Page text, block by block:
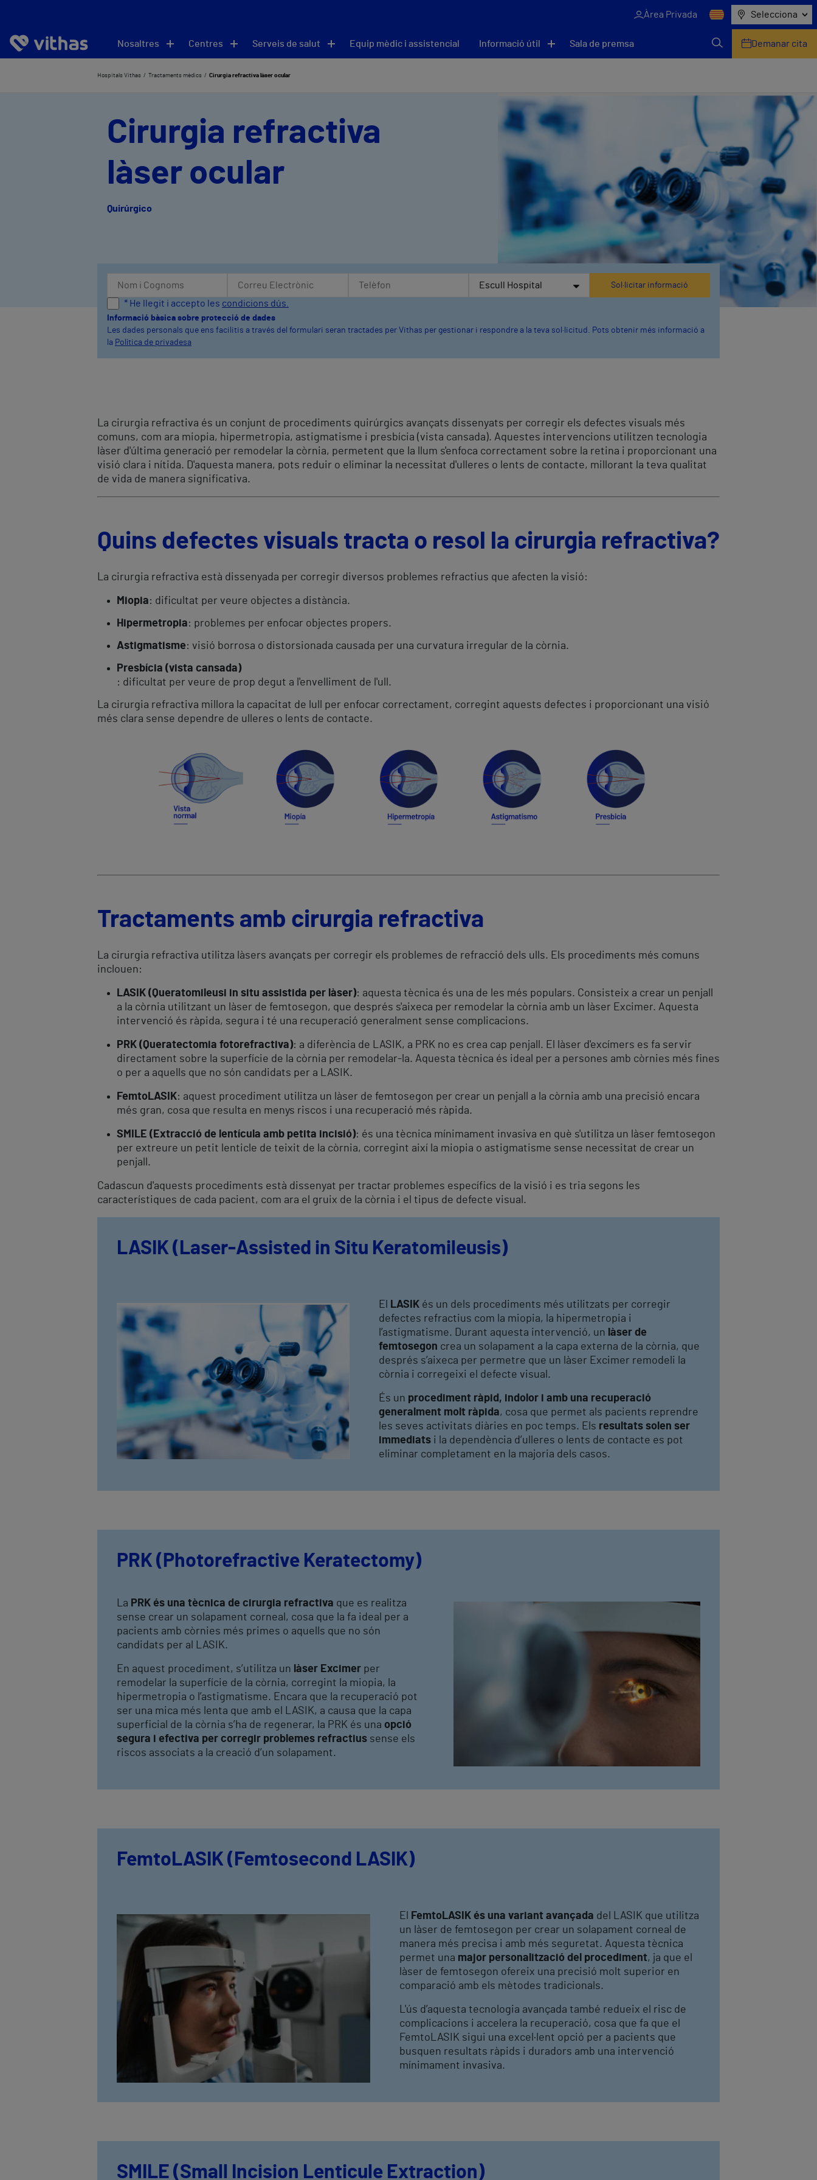
Àrea Privada Selecciona
Nosaltres Centres Serveis de salut Equip mèdic i assistencial Informació útil Sala de premsa Demanar cita
Hospitals Vithas Tractaments mèdics Cirurgia refractiva làser ocular
Cirurgia refractiva
làser ocular
Quirúrgico
* He llegit i accepto les condicions dús.
Informació bàsica sobre protecció de dades
Les dades personals que ens facilitis a través del formulari seran tractades per Vithas per gestionar i respondre a la teva sol·licitud. Pots obtenir més informació a
la Política de privadesa
La cirurgia refractiva és un conjunt de procediments quirúrgics avançats dissenyats per corregir els defectes visuals més
comuns, com ara miopia, hipermetropia, astigmatisme i presbícia (vista cansada). Aquestes intervencions utilitzen tecnologia
làser d'última generació per remodelar la còrnia, permetent que la llum s'enfoca correctament sobre la retina i proporcionant una
visió clara i nítida. D'aquesta manera, pots reduir o eliminar la necessitat d'ulleres o lents de contacte, millorant la teva qualitat
de vida de manera significativa.
Quins defectes visuals tracta o resol la cirurgia refractiva?
La cirurgia refractiva està dissenyada per corregir diversos problemes refractius que afecten la visió:
Miopia: dificultat per veure objectes a distància.
Hipermetropia: problemes per enfocar objectes propers.
Astigmatisme: visió borrosa o distorsionada causada per una curvatura irregular de la còrnia.
Presbícia (vista cansada)
: dificultat per veure de prop degut a l'envelliment de l'ull.
La cirurgia refractiva millora la capacitat de lull per enfocar correctament, corregint aquests defectes i proporcionant una visió
més clara sense dependre de ulleres o lents de contacte.
Tractaments amb cirurgia refractiva
La cirurgia refractiva utilitza làsers avançats per corregir els problemes de refracció dels ulls. Els procediments més comuns
inclouen:
LASIK (Queratomileusi in situ assistida per làser): aquesta tècnica és una de les més populars. Consisteix a crear un penjall
a la còrnia utilitzant un làser de femtosegon, que després s'aixeca per remodelar la còrnia amb un làser Excimer. Aquesta
intervenció és ràpida, segura i té una recuperació generalment sense complicacions.
PRK (Queratectomia fotorefractiva): a diferència de LASIK, a PRK no es crea cap penjall. El làser d'excímers es fa servir
directament sobre la superfície de la còrnia per remodelar-la. Aquesta tècnica és ideal per a persones amb còrnies més fines
o per a aquells que no són candidats per a LASIK.
FemtoLASIK: aquest procediment utilitza un làser de femtosegon per crear un penjall a la còrnia amb una precisió encara
més gran, cosa que resulta en menys riscos i una recuperació més ràpida.
SMILE (Extracció de lentícula amb petita incisió): és una tècnica mínimament invasiva en què s'utilitza un làser femtosegon
per extreure un petit lenticle de teixit de la còrnia, corregint així la miopia o astigmatisme sense necessitat de crear un
penjall.
Cadascun d'aquests procediments està dissenyat per tractar problemes específics de la visió i es tria segons les
característiques de cada pacient, com ara el gruix de la còrnia i el tipus de defecte visual.
LASIK (Laser-Assisted in Situ Keratomileusis)
El LASIK és un dels procediments més utilitzats per corregir
defectes refractius com la miopia, la hipermetropia i
l’astigmatisme. Durant aquesta intervenció, un làser de
femtosegon crea un solapament a la capa externa de la còrnia, que
després s’aixeca per permetre que un làser Excimer remodeli la
còrnia i corregeixi el defecte visual.
És un procediment ràpid, indolor i amb una recuperació
generalment molt ràpida, cosa que permet als pacients reprendre
les seves activitats diàries en poc temps. Els resultats solen ser
immediats i la dependència d’ulleres o lents de contacte es pot
eliminar completament en la majoria dels casos.
PRK (Photorefractive Keratectomy)
La PRK és una tècnica de cirurgia refractiva que es realitza
sense crear un solapament corneal, cosa que la fa ideal per a
pacients amb còrnies més primes o aquells que no són
candidats per al LASIK.
En aquest procediment, s’utilitza un làser Excimer per
remodelar la superfície de la còrnia, corregint la miopia, la
hipermetropia o l’astigmatisme. Encara que la recuperació pot
ser una mica més lenta que amb el LASIK, a causa que la capa
superficial de la còrnia s’ha de regenerar, la PRK és una opció
segura i efectiva per corregir problemes refractius sense els
riscos associats a la creació d’un solapament.
FemtoLASIK (Femtosecond LASIK)
El FemtoLASIK és una variant avançada del LASIK que utilitza
un làser de femtosegon per crear un solapament corneal de
manera més precisa i amb més seguretat. Aquesta tècnica
permet una major personalització del procediment, ja que el
làser de femtosegon ofereix una precisió molt superior en
comparació amb els mètodes tradicionals.
L'ús d’aquesta tecnologia avançada també redueix el risc de
complicacions i accelera la recuperació, cosa que fa que el
FemtoLASIK sigui una excel·lent opció per a pacients que
busquen resultats ràpids i duradors amb una intervenció
mínimament invasiva.
SMILE (Small Incision Lenticule Extraction)